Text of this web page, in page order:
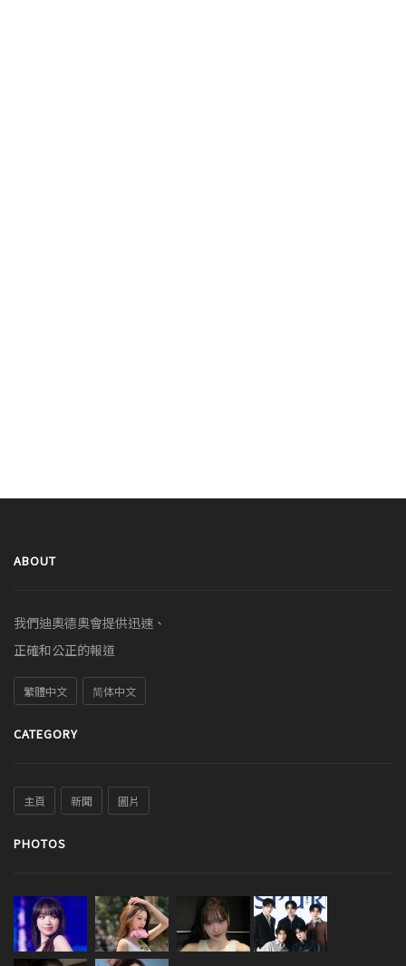
ABOUT
我們迪奧德奧會提供迅速、
正確和公正的報道
繁體中文 简体中文
CATEGORY
主頁 新聞 圖片
PHOTOS